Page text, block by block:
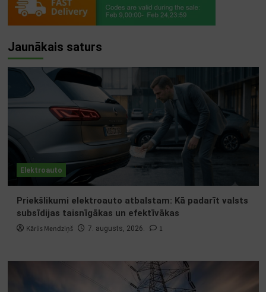
Jaunākais saturs
Elektroauto
Priekšlikumi elektroauto atbalstam: Kā padarīt valsts
subsīdijas taisnīgākas un efektīvākas
Kārlis Mendziņš 7. augusts, 2026. 1